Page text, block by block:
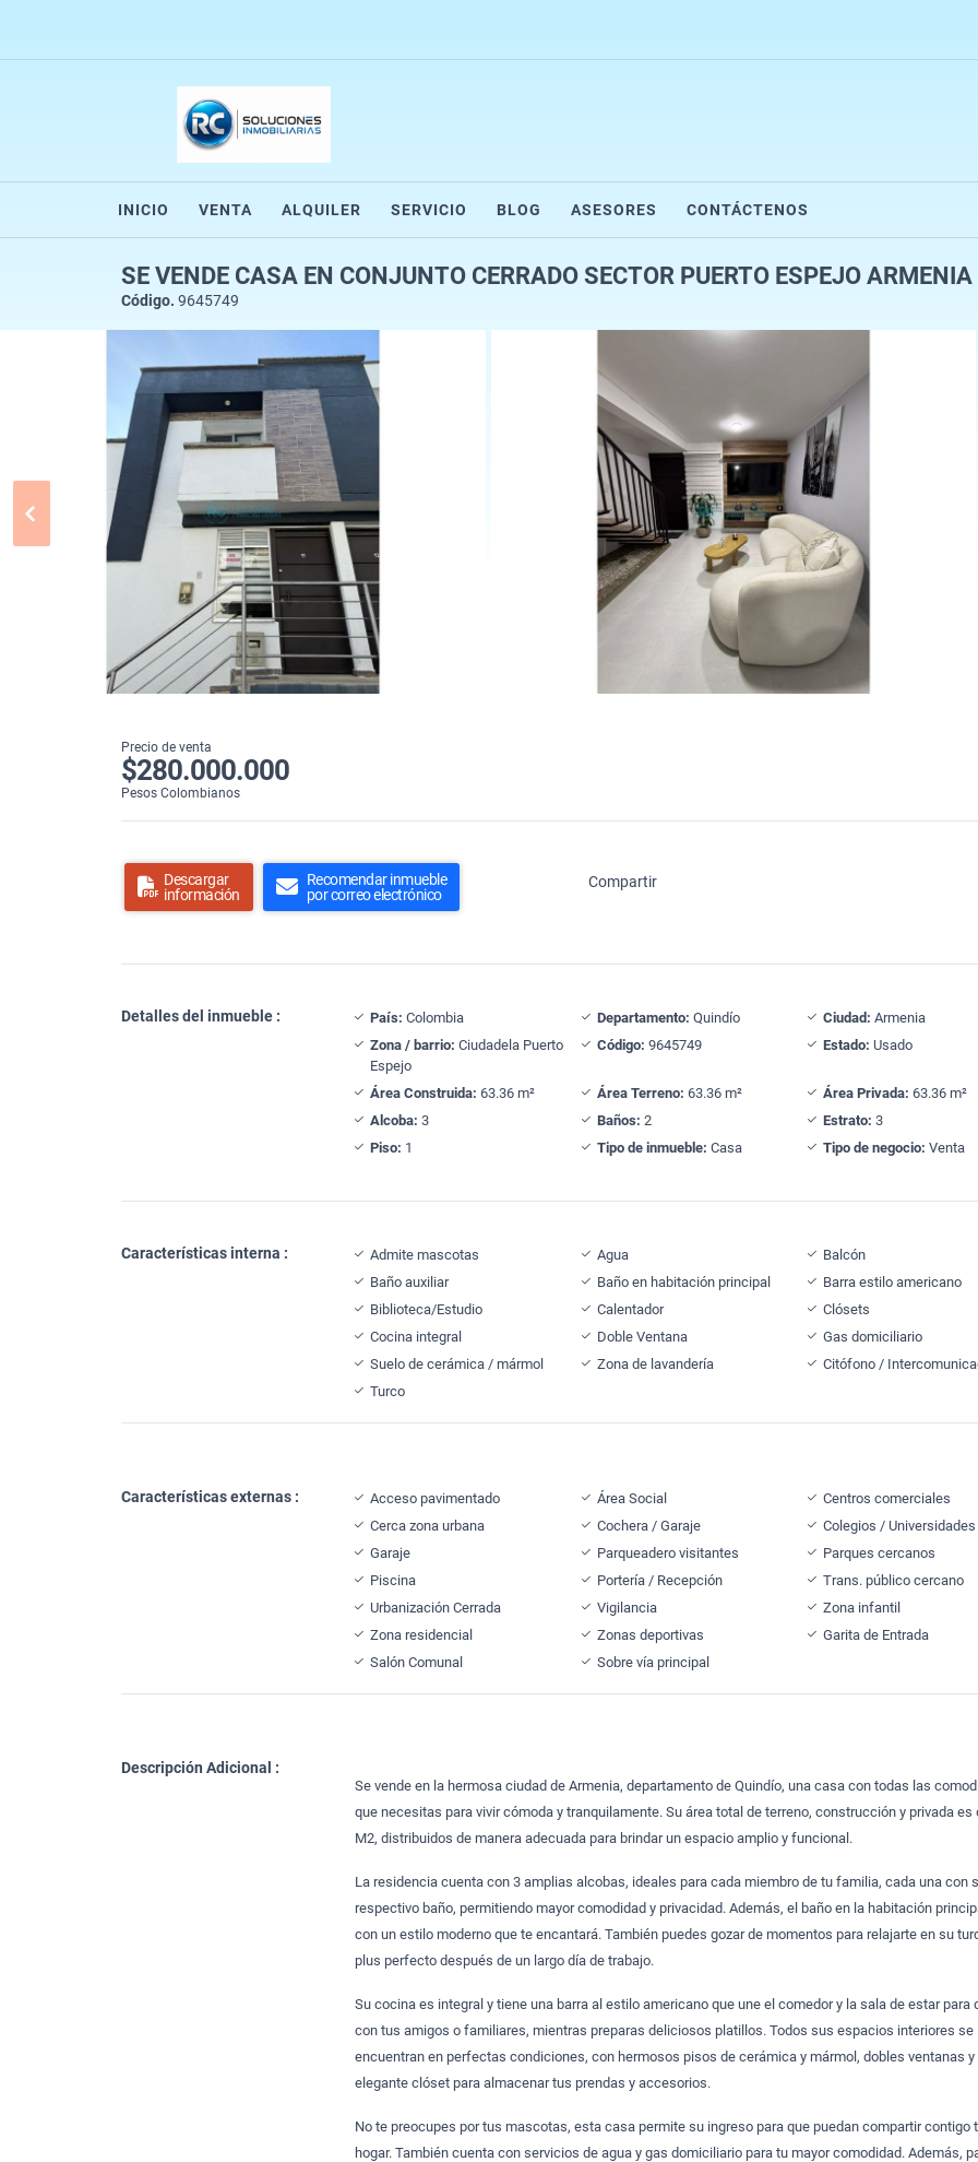
INICIO VENTA ALQUILER SERVICIO BLOG ASESORES CONTÁCTENOS
SE VENDE CASA EN CONJUNTO CERRADO SECTOR PUERTO ESPEJO
Código. 9645749
Precio de venta
$280.000.000
Pesos Colombianos
Descargar
información
Recomendar inmueble
por correo electrónico
Compartir
Detalles del inmueble : País: Colombia Departamento: Quindío Ciudad: Armenia
Zona / barrio: Ciudadela Puerto
Espejo
Código: 9645749 Estado: Usado
Área Construida: 63.36 m² Área Terreno: 63.36 m² Área Privada: 63.36 m²
Alcoba: 3 Baños: 2 Estrato: 3
Piso: 1 Tipo de inmueble: Casa Tipo de negocio: Venta
Características interna : Admite mascotas Agua
Balcón
Baño auxiliar
Baño en habitación principal
Barra estilo americano
Biblioteca/Estudio
Calentador
Clósets
Cocina integral
Doble Ventana
Gas domiciliario
Suelo de cerámica / mármol
Zona de lavandería
Citófono /
Turco
Características externas : Acceso pavimentado Área Social
Centros comerciales
Cerca zona urbana
Cochera / Garaje
Colegios / Universidades
Garaje
Parqueadero visitantes
Parques cercanos
Piscina
Portería / Recepción
Trans. público cercano
Urbanización Cerrada
Vigilancia
Zona infantil
Zona residencial
Zonas deportivas
Garita de Entrada
Salón Comunal
Sobre vía principal
Descripción Adicional :
Se vende en la hermosa ciudad de Armenia, departamento de Quindío, una casa con todas las
que necesitas para vivir cómoda y tranquilamente. Su área total de terreno, construcción y privada es
M2, distribuidos de manera adecuada para brindar un espacio amplio y funcional.
La residencia cuenta con 3 amplias alcobas, ideales para cada miembro de tu familia, cada una con
respectivo baño, permitiendo mayor comodidad y privacidad. Además, el baño en la habitación
con un estilo moderno que te encantará. También puedes gozar de momentos para relajarte en su
plus perfecto después de un largo día de trabajo.
Su cocina es integral y tiene una barra al estilo americano que une el comedor y la sala de estar para
con tus amigos o familiares, mientras preparas deliciosos platillos. Todos sus espacios interiores se
encuentran en perfectas condiciones, con hermosos pisos de cerámica y mármol, dobles ventanas y
elegante clóset para almacenar tus prendas y accesorios.
No te preocupes por tus mascotas, esta casa permite su ingreso para que puedan compartir contigo
hogar. También cuenta con servicios de agua y gas domiciliario para tu mayor comodidad. Además,